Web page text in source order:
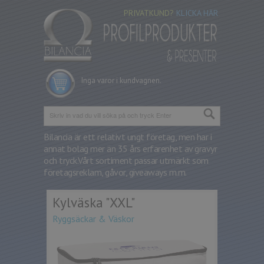
Inga varor i kundvagnen.
PRIVATKUND? KLICKA HÄR
Bilancia är ett relativt ungt företag, men har i
annat bolag mer än 35 års erfarenhet av gravyr
och tryck.Vårt sortiment passar utmärkt som
företagsreklam, gåvor, giveaways m.m.
Kylväska "XXL"
Ryggsäckar & Väskor